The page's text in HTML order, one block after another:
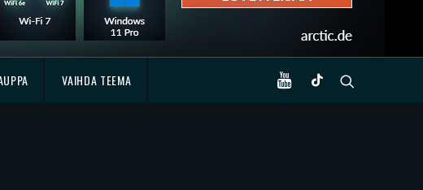
VAIHDA TEEMA